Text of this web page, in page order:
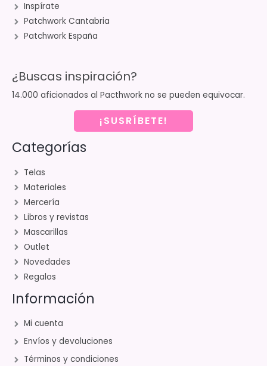
Inspírate
Patchwork Cantabria
Patchwork España
¿Buscas inspiración?
14.000 aficionados al Pacthwork no se pueden equivocar.
¡SUSRÍBETE!
Categorías
Telas
Materiales
Mercería
Libros y revistas
Mascarillas
Outlet
Novedades
Regalos
Información
Mi cuenta
Envíos y devoluciones
Términos y condiciones